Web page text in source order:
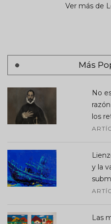
Ver más de
Más
No
los
y la
Las